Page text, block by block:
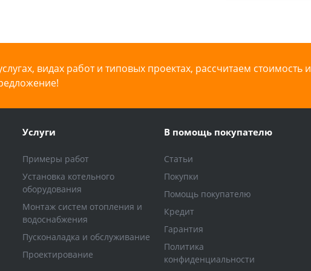
видах работ и типовых проектах, рассчитаем стоимость и
Услуги
Примеры работ
Установка котельного
оборудования
Монтаж систем отопления и
водоснабжения
Пусконаладка и обслуживание
Проектирование
В помощь покупателю
Статьи
Покупки
Помощь покупателю
Кредит
Гарантия
Политика
конфиденциальности